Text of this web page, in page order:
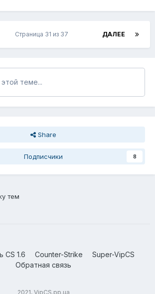
ДАЛЕЕ
Страница 31 из 37
теме...
Share
Подписчики 8
тем
CS 1.6 Counter-Strike
Super-VipCS
Обратная связь
2021, VipCS.pp.ua